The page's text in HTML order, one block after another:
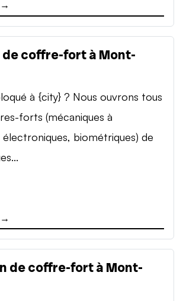
→
coffre-fort à Mont-
à {city} ? Nous ouvrons tous
forts (mécaniques à
biométriques) de
→
de coffre-fort à Mont-